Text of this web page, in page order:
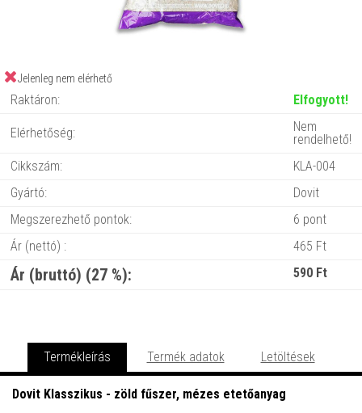
Jelenleg nem elérhető
Raktáron: Elfogyott!
Elérhetőség:
Nem
rendelhető!
Cikkszám:
KLA-004
Gyártó:
Dovit
Megszerezhető pontok:
6 pont
Ár (nettó) :
465 Ft
Ár (bruttó) (27 %): 590 Ft
Termékleírás Termék adatok Letöltések
Dovit Klasszikus - zöld fűszer, mézes etetőanyag